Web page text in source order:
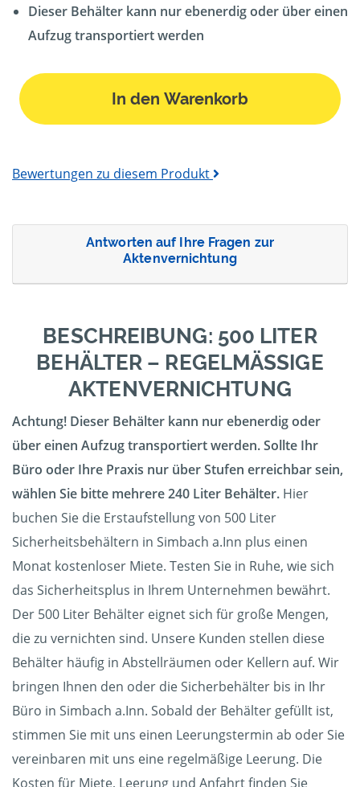
Dieser Behälter kann nur ebenerdig oder über einen
Aufzug transportiert werden
In den Warenkorb
Bewertungen zu diesem Produkt
Antworten auf Ihre Fragen zur
Aktenvernichtung
BESCHREIBUNG: 500 LITER
BEHÄLTER – REGELMÄSSIGE A
KTENVERNICHTUNG
Achtung! Dieser Behälter kann nur ebenerdig oder
über einen Aufzug transportiert werden. Sollte Ihr
Büro oder Ihre Praxis nur über Stufen erreichbar sein,
wählen Sie bitte mehrere 240 Liter Behälter. Hier
buchen Sie die Erstaufstellung von 500 Liter
Sicherheitsbehältern in Simbach a.Inn plus einen
Monat kostenloser Miete. Testen Sie in Ruhe, wie sich
das Sicherheitsplus in Ihrem Unternehmen bewährt.
Der 500 Liter Behälter eignet sich für große Mengen,
die zu vernichten sind. Unsere Kunden stellen diese
Behälter häufig in Abstellräumen oder Kellern auf. Wir
bringen Ihnen den oder die Sicherbehälter bis in Ihr
Büro in Simbach a.Inn. Sobald der Behälter gefüllt ist,
stimmen Sie mit uns einen Leerungstermin ab oder Sie
vereinbaren mit uns eine regelmäßige Leerung. Die
Kosten für Miete, Leerung und Anfahrt finden Sie